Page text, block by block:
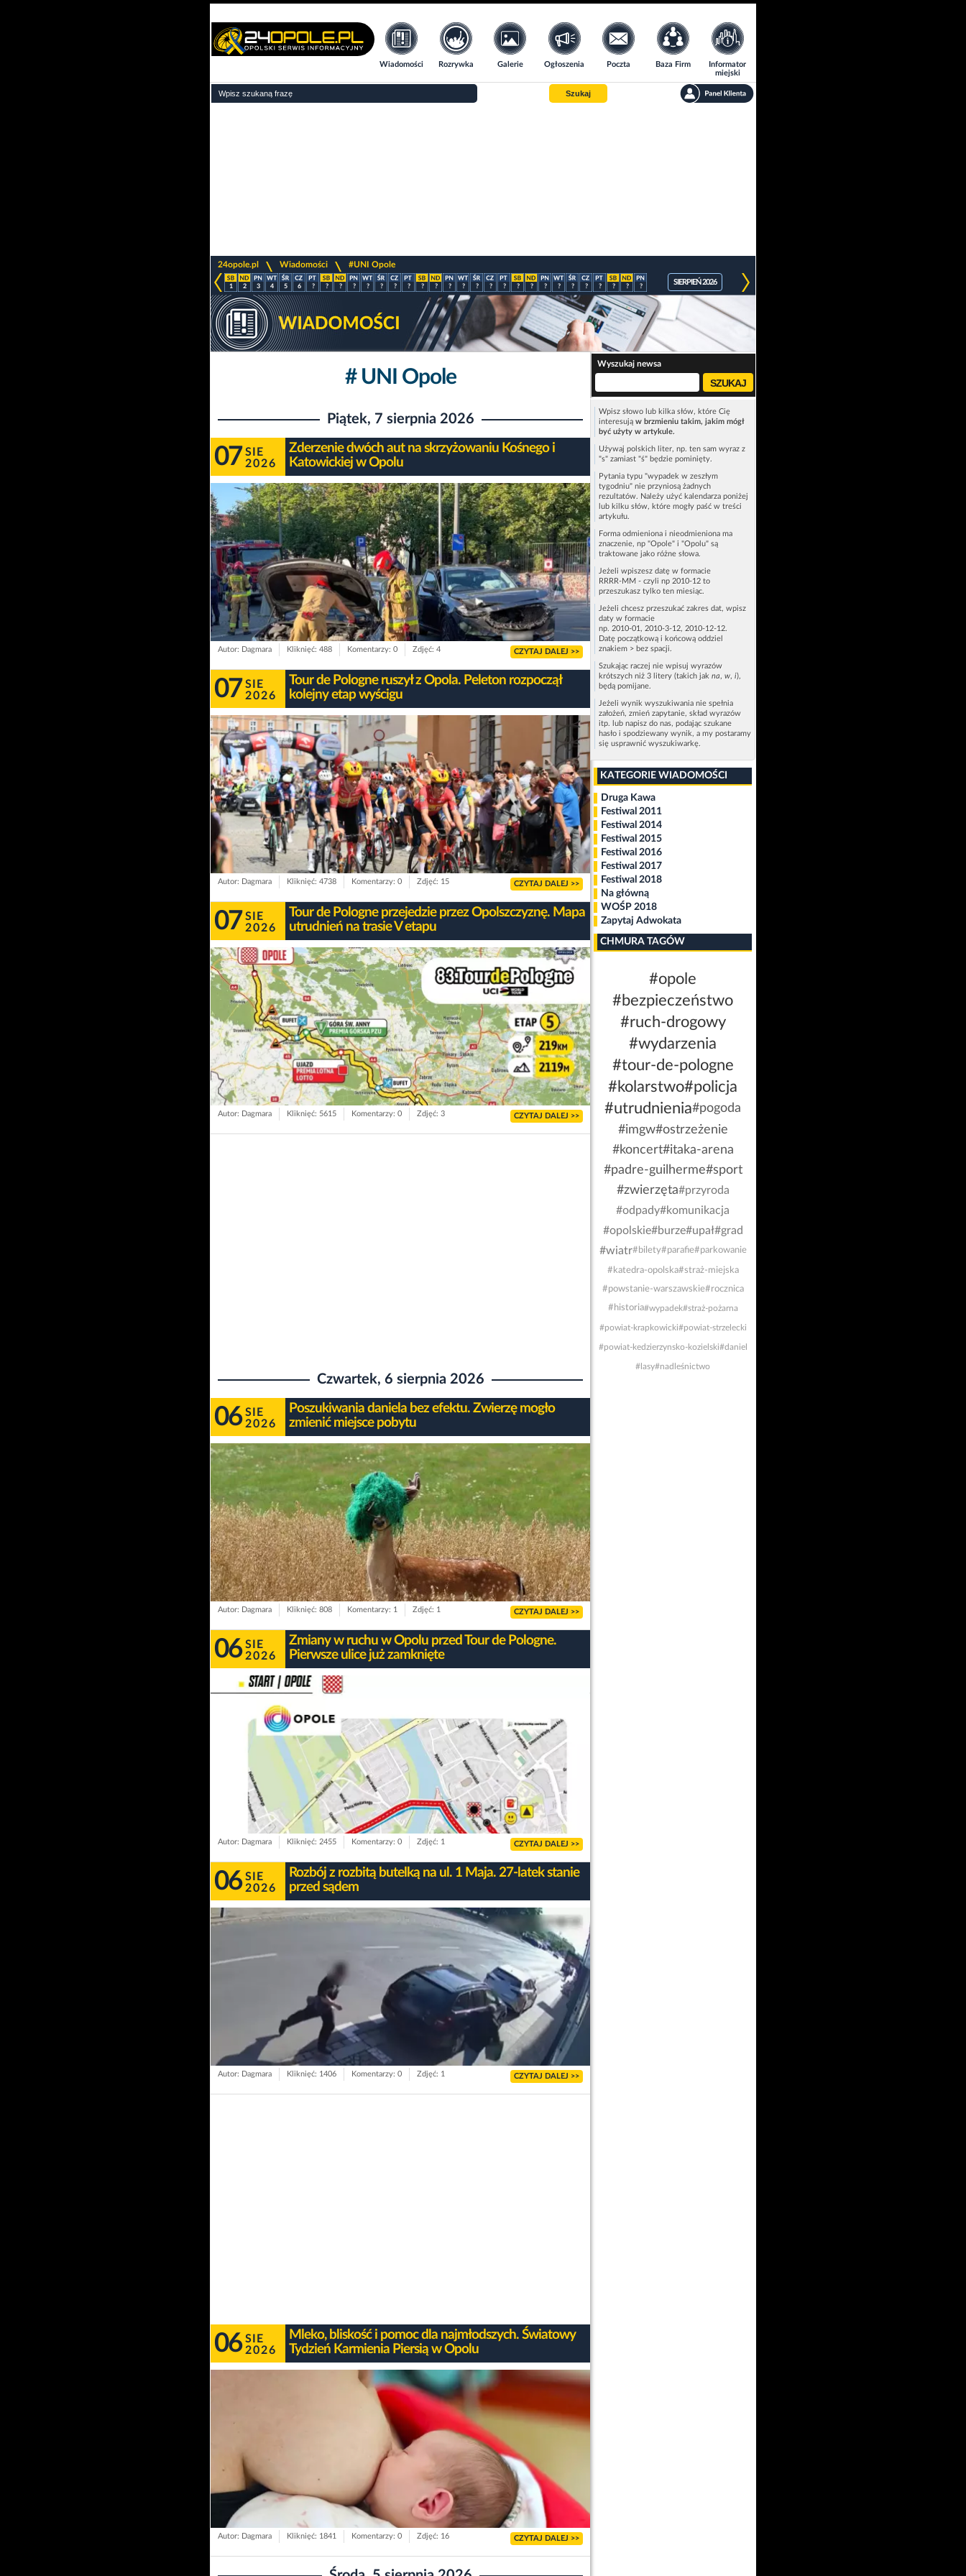
Wiadomości Rozrywka Galerie Ogłoszenia Poczta Baza Firm
Informator
miejski
Szukaj
24opole.pl Wiadomości #UNI Opole
1 2 3 4 5 6 ? ? ? ? ? ? ? ? ? ? ? ? ? ? ? ? ? ? ? ? ? ? ? ? ?
SIERPIEŃ 2026
# UNI Opole
Piątek, 7 sierpnia 2026
07 SIE
2026
Zderzenie dwóch aut na skrzyżowaniu Kośnego i
Katowickiej w Opolu
Autor: Dagmara Kliknięć: 488 Komentarzy: 0 Zdjęć: 4 CZYTAJ DALEJ >>
07 SIE
2026
Tour de Pologne ruszył z Opola. Peleton rozpoczął
kolejny etap wyścigu
Autor: Dagmara Kliknięć: 4738 Komentarzy: 0 Zdjęć: 15 CZYTAJ DALEJ >>
07 SIE
2026
Tour de Pologne przejedzie przez Opolszczyznę. Mapa
utrudnień na trasie V etapu
Autor: Dagmara Kliknięć: 5615 Komentarzy: 0 Zdjęć: 3 CZYTAJ DALEJ >>
Czwartek, 6 sierpnia 2026
06 SIE
2026
Poszukiwania daniela bez efektu. Zwierzę mogło
zmienić miejsce pobytu
Autor: Dagmara Kliknięć: 808 Komentarzy: 1 Zdjęć: 1 CZYTAJ DALEJ >>
06 SIE
2026
Zmiany w ruchu w Opolu przed Tour de Pologne.
Pierwsze ulice już zamknięte
Autor: Dagmara Kliknięć: 2455 Komentarzy: 0 Zdjęć: 1 CZYTAJ DALEJ >>
06 SIE
2026
Rozbój z rozbitą butelką na ul. 1 Maja. 27-latek stanie
przed sądem
Autor: Dagmara Kliknięć: 1406 Komentarzy: 0 Zdjęć: 1 CZYTAJ DALEJ >>
06 SIE
2026
Mleko, bliskość i pomoc dla najmłodszych. Światowy
Tydzień Karmienia Piersią w Opolu
Autor: Dagmara Kliknięć: 1841 Komentarzy: 0 Zdjęć: 16 CZYTAJ DALEJ >>
Wyszukaj newsa
Wpisz słowo lub kilka słów, które Cię
interesują w brzmieniu takim, jakim mógł
być użyty w artykule.
Używaj polskich liter, np. ten sam wyraz z
"s" zamiast "ś" będzie pominięty.
Pytania typu "wypadek w zeszłym
tygodniu" nie przyniosą żadnych
rezultatów. Należy użyć kalendarza poniżej
lub kilku słów, które mogły paść w treści
artykułu.
Forma odmieniona i nieodmieniona ma
znaczenie, np "Opole" i "Opolu" są
traktowane jako różne słowa.
Jeżeli wpiszesz datę w formacie
RRRR-MM - czyli np 2010-12 to
przeszukasz tylko ten miesiąc.
Jeżeli chcesz przeszukać zakres dat, wpisz
daty w formacie
np. 2010-01, 2010-3-12, 2010-12-12.
Datę początkową i końcową oddziel
znakiem > bez spacji.
Szukając raczej nie wpisuj wyrazów
krótszych niż 3 litery (takich jak na, w, i),
będą pomijane.
Jeżeli wynik wyszukiwania nie spełnia
założeń, zmień zapytanie, skład wyrazów
itp. lub napisz do nas, podając szukane
hasło i spodziewany wynik, a my postaramy
się usprawnić wyszukiwarkę.
KATEGORIE WIADOMOŚCI
Druga Kawa
Festiwal 2011
Festiwal 2014
Festiwal 2015
Festiwal 2016
Festiwal 2017
Festiwal 2018
Na główną
WOŚP 2018
Zapytaj Adwokata
CHMURA TAGÓW
#opole
#bezpieczeństwo
#ruch-drogowy
#wydarzenia
#tour-de-pologne
#kolarstwo#policja
#utrudnienia#pogoda
#imgw#ostrzeżenie
#koncert#itaka-arena
#padre-guilherme#sport
#zwierzęta#przyroda
#odpady#komunikacja
#opolskie#burze#upał#grad
#wiatr#bilety#parafie#parkowanie
#katedra-opolska#straż-miejska
#powstanie-warszawskie#rocznica
#historia#wypadek#straż-pożarna
#powiat-krapkowicki#powiat-strzelecki
#powiat-kedzierzynsko-kozielski#daniel
#lasy#nadleśnictwo